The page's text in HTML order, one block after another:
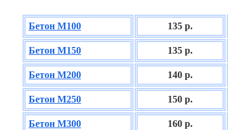
Бетон М100 135 р.
Бетон М150 135 р.
Бетон М200 140 р.
Бетон М250 150 р.
Бетон М300 160 р.